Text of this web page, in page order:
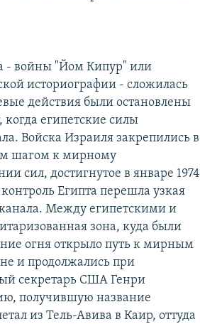
- войны "Йом Кипур" или
историографии - сложилась
действия были остановлены
когда египетские силы
Войска Израиля закрепились в
шагом к мирному
сил, достигнутое в январе 1974
Египта перешла узкая
канала. Между египетскими и
зона, куда были
огня открыло путь к мирным
и продолжались при
секретарь США Генри
получившую название
из Тель-Авива в Каир, оттуда